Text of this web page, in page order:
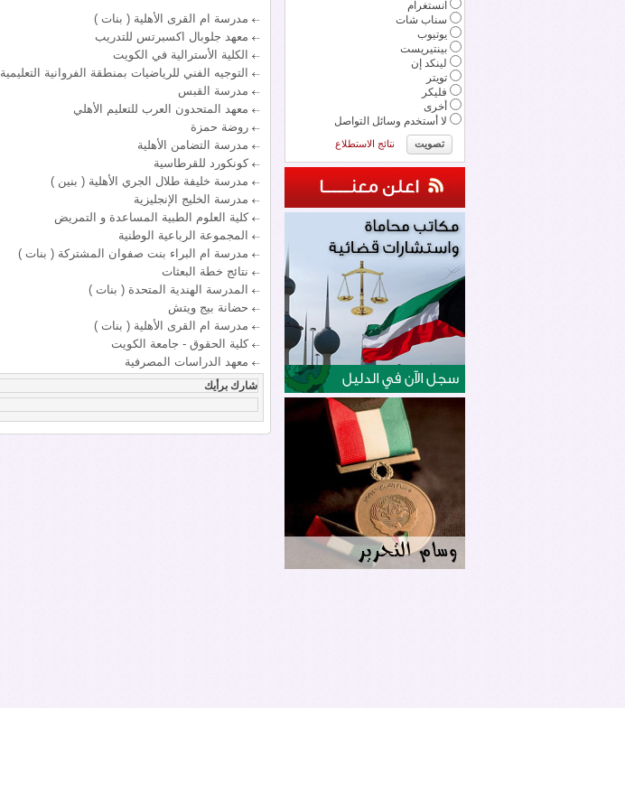
انستغرام
سناب شات
يوتيوب
بينتيريست
لينكد إن
تويتر
فليكر
أخرى
لا أستخدم وسائل التواصل
نتائج الاستطلاع
مدرسة ام القرى الأهلية ( بنات )
معهد جلوبال اكسبرتس للتدريب
الكلية الأسترالية في الكويت
التوجيه الفني للرياضيات بمنطقة الفروانية التعليمية
مدرسة القبس
معهد المتحدون العرب للتعليم الأهلي
روضة حمزة
مدرسة التضامن الأهلية
كونكورد للقرطاسية
مدرسة خليفة طلال الجري الأهلية ( بنين )
مدرسة الخليج الإنجليزية
كلية العلوم الطبية المساعدة و التمريض
المجموعة الرباعية الوطنية
مدرسة ام البراء بنت صفوان المشتركة ( بنات )
نتائج خطة البعثات
المدرسة الهندية المتحدة ( بنات )
حضانة بيج ويتش
مدرسة ام القرى الأهلية ( بنات )
كلية الحقوق - جامعة الكويت
معهد الدراسات المصرفية
شارك برأيك